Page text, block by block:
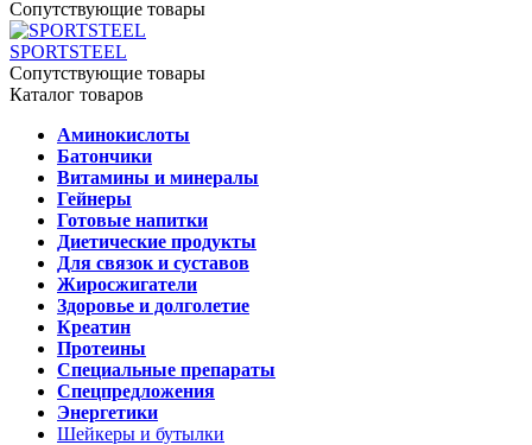
Сопутствующие товары
SPORTSTEEL
Сопутствующие товары
Каталог товаров
Аминокислоты
Батончики
Витамины и минералы
Гейнеры
Готовые напитки
Диетические продукты
Для связок и суставов
Жиросжигатели
Здоровье и долголетие
Креатин
Протеины
Специальные препараты
Спецпредложения
Энергетики
Шейкеры и бутылки